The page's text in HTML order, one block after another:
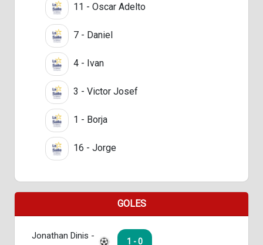
11 - Oscar Adelto
7 - Daniel
4 - Ivan
3 - Victor Josef
1 - Borja
16 - Jorge
GOLES
Jonathan Dinis -
1 - 0